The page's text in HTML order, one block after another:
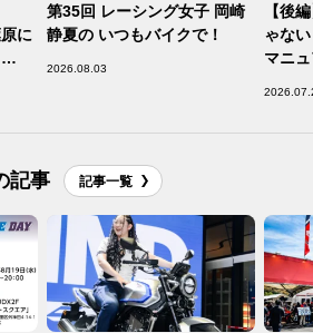
に
第35回 レーシング女子 岡崎
静夏の いつもバイクで！
2026.08.03
【後
ゃな
マニ
記事 記事一覧